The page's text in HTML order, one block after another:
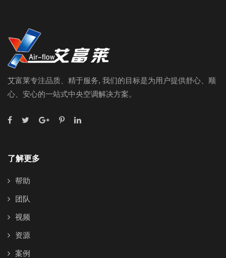
艾富莱专注品质、精于服务, 我们的目标是为用户提供舒心、顺
心、安心的一站式中央空调解决方案。
了解更多
帮助
团队
视频
资源
案例